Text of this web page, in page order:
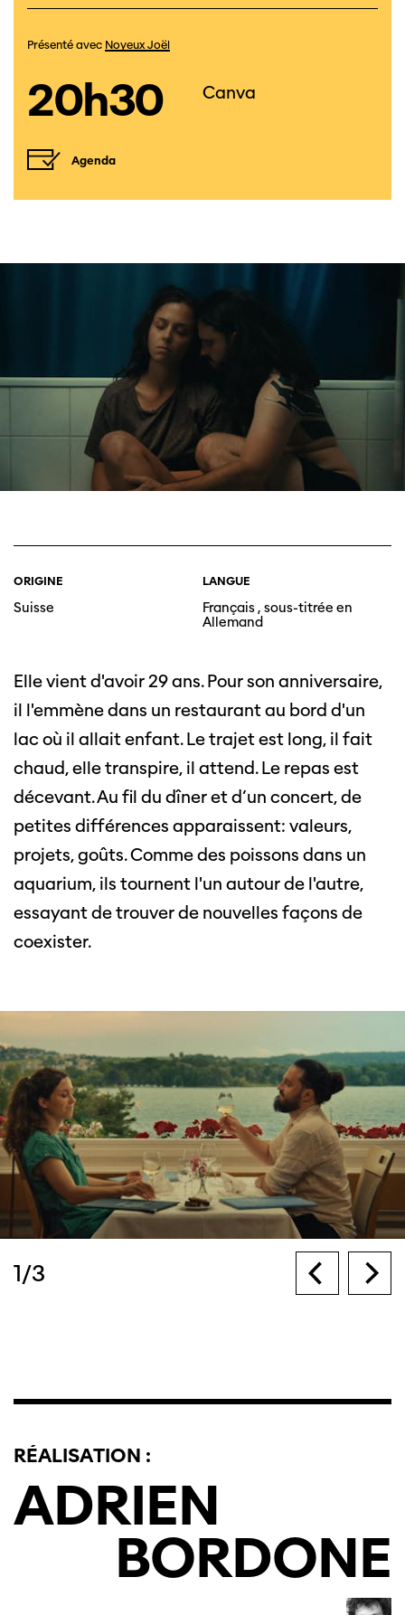
Présenté avec Noyeux Joël
20h30 Canva
Agenda
ORIGINE
Suisse
LANGUE
Français , sous-titrée en
Allemand
Elle vient d'avoir 29 ans. Pour son anniversaire,
il l'emmène dans un restaurant au bord d'un
lac où il allait enfant. Le trajet est long, il fait
chaud, elle transpire, il attend. Le repas est
décevant. Au fil du dîner et d’un concert, de
petites différences apparaissent: valeurs,
projets, goûts. Comme des poissons dans un
aquarium, ils tournent l'un autour de l'autre,
essayant de trouver de nouvelles façons de
coexister.
1/3
RÉALISATION :
ADRIEN
BORDONE